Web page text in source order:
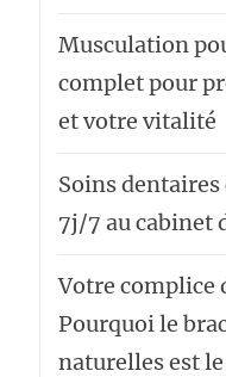
Musculation
complet pour
et votre vitalité
Soins
7j/7 au cabinet
Votre complice
Pourquoi le
naturelles est